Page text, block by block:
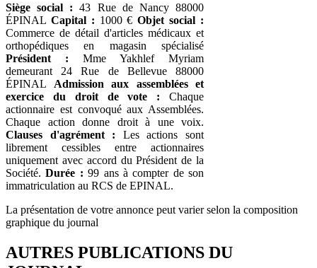
Siège social : 43 Rue de Nancy 88000
ÉPINAL Capital : 1000 €Objet social :
Commerce de détail d'articles médicaux et
orthopédiques en magasin spécialisé
Président : Mme Yakhlef Myriam
demeurant 24 Rue de Bellevue 88000
ÉPINAL Admission aux assemblées et
exercice du droit de vote : Chaque
actionnaire est convoqué aux Assemblées.
Chaque action donne droit à une voix.
Clauses d'agrément : Les actions sont
librement cessibles entre actionnaires
uniquement avec accord du Président de la
Société.Durée : 99 ans à compter de son
immatriculation au RCS de EPINAL.
La présentation de votre annonce peut varier selon la composition
graphique du journal
AUTRES PUBLICATIONS DU